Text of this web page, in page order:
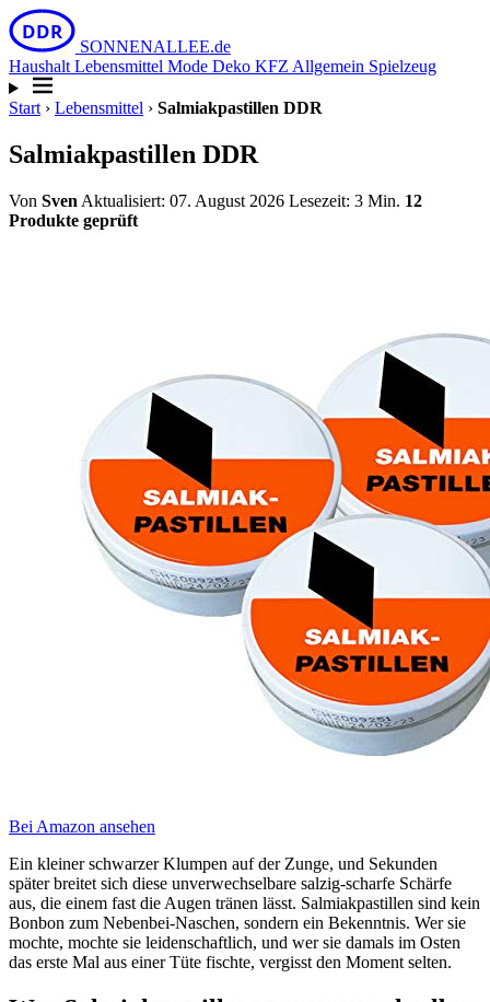
DDR
SONNENALLEE.de
Haushalt Lebensmittel Mode Deko KFZ Allgemein Spielzeug
Start › Lebensmittel › Salmiakpastillen DDR
Salmiakpastillen DDR
Von Sven Aktualisiert: 07. August 2026 Lesezeit: 3 Min. 12
Produkte geprüft
Bei Amazon ansehen
Ein kleiner schwarzer Klumpen auf der Zunge, und Sekunden
später breitet sich diese unverwechselbare salzig-scharfe Schärfe
aus, die einem fast die Augen tränen lässt. Salmiakpastillen sind kein
Bonbon zum Nebenbei-Naschen, sondern ein Bekenntnis. Wer sie
mochte, mochte sie leidenschaftlich, und wer sie damals im Osten
das erste Mal aus einer Tüte fischte, vergisst den Moment selten.